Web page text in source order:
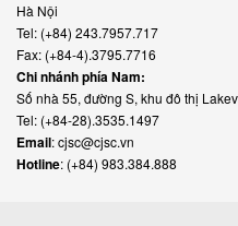
Hà Nội
Tel: (+84) 243.7957.717
Fax: (+84-4).3795.7716
Chi nhánh phía Nam:
Số nhà 55, đường S, khu đô thị
Tel: (+84-28).3535.1497
Email: cjsc@cjsc.vn
Hotline: (+84) 983.384.888